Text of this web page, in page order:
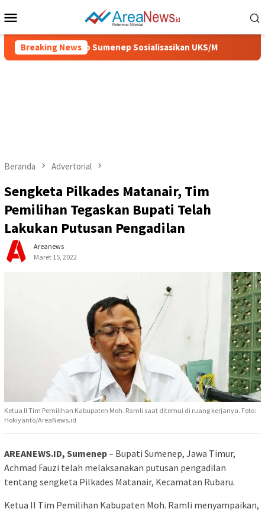
ke
Mobile
Breaking News
Pemkab Sumenep Sosialisasikan UKS/M
Beranda Advertorial
Sengketa Pilkades Matanair, Tim
Pemilihan Tegaskan Bupati Telah
Lakukan Putusan Pengadilan
Areanews
Maret 15, 2022
Ketua II Tim Pemilihan Kabupaten Moh. Ramli saat ditemui di ruang kerjanya. Foto:
Hokiyanto/AreaNews.id
AREANEWS.ID, Sumenep– Bupati Sumenep, Jawa Timur,
Achmad Fauzi telah melaksanakan putusan pengadilan
tentang sengketa Pilkades Matanair, Kecamatan Rubaru.
Ketua II Tim Pemilihan Kabupaten Moh. Ramli menyampaikan,